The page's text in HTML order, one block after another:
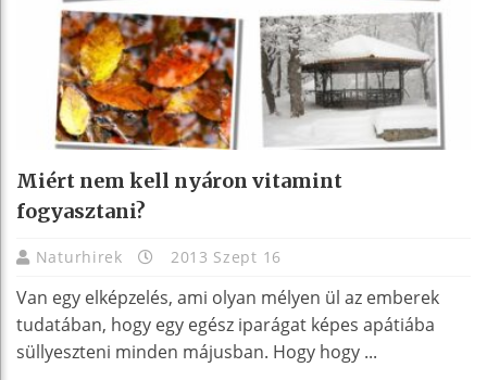
Miért nem kell nyáron vitamint
fogyasztani?
Naturhirek 2013 Szept 16
Van egy elképzelés, ami olyan mélyen ül az emberek
tudatában, hogy egy egész iparágat képes apátiába
süllyeszteni minden májusban. Hogy hogy ...